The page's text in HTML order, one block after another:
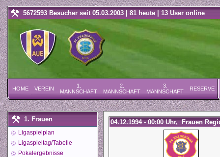
5672593 Besucher seit 05.03.2003 | 81 heute | 13 User online
HOME VEREIN
1.
MANNSCHAFT
2.
MANNSCHAFT
3.
MANNSCHAFT
RESERVE
1. Frauen
Ligaspielplan
Ligaspieltag/Tabelle
Pokalergebnisse
04.12.1994 - 00:00 Uhr, Frauen